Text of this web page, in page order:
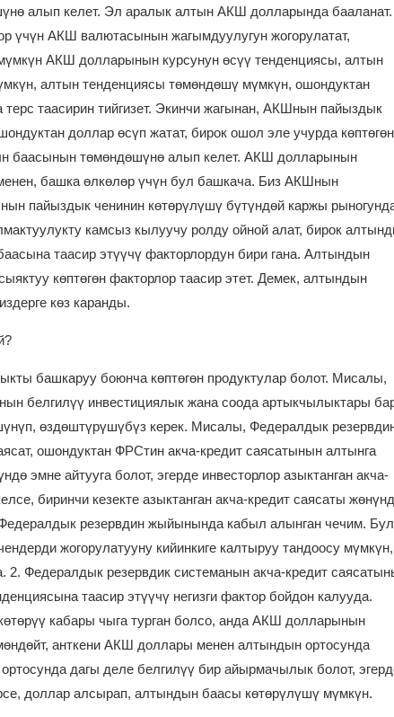
алып келет. Эл аралык алтын АКШ долларында бааланат.
үчүн АКШ валютасынын жагымдуулугун жогорулатат,
АКШ долларынын курсунун өсүү тенденциясы, алтын
алтын тенденциясы төмөндөшү мүмкүн, ошондуктан
таасирин тийгизет. Экинчи жагынан, АКШнын пайыздык
доллар өсүп жатат, бирок ошол эле учурда көптөгөн
баасынын төмөндөшүнө алып келет. АКШ долларынын
башка өлкөлөр үчүн бул башкача. Биз АКШнын
пайыздык ченинин көтөрүлүшү бүтүндөй каржы
камсыз кылуучу ролду ойной алат, бирок
таасир этүүчү факторлордун бири гана. Алтындын
көптөгөн факторлор таасир этет. Демек, алтындын
көз каранды.
башкаруу боюнча көптөгөн продуктулар болот. Мисалы,
белгилүү инвестициялык жана соода артыкчылыктары
өздөштүрүшүбүз керек. Мисалы, Федералдык
ошондуктан ФРСтин акча-кредит саясатынын алтынга
эмне айтууга болот, эгерде инвесторлор азыктанган акча-
биринчи кезекте азыктанган акча-кредит саясаты
резервдин жыйынында кабыл алынган чечим. Бул
жогорулатууну кийинкиге калтыруу тандоосу мүмкүн,
2. Федералдык резервдик системанын акча-кредит
таасир этүүчү негизги фактор бойдон калууда.
кабары чыга турган болсо, анда АКШ долларынын
анткени АКШ доллары менен алтындын ортосунда
дагы деле белгилүү бир айырмачылык болот,
доллар алсырап, алтындын баасы көтөрүлүшү мүмкүн.